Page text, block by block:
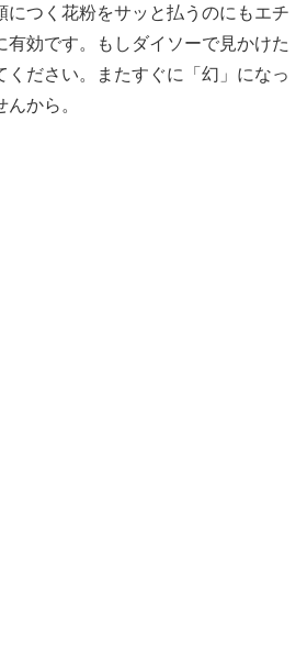
につく花粉をサッと払うのにもエチ
有効です。もしダイソーで見かけた
ください。またすぐに「幻」になっ
から。